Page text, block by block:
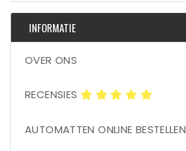
INFORMATIE
OVER ONS
RECENSIES
AUTOMATTEN ONLINE BESTELLEN